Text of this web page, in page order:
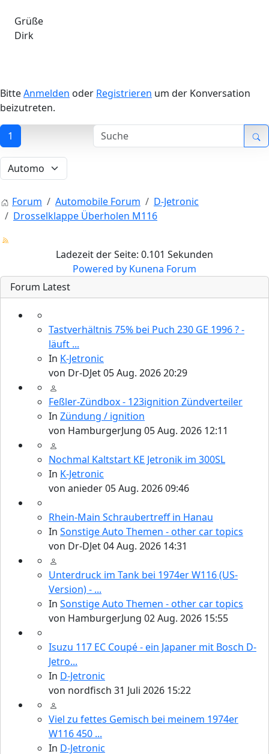
Grüße
Dirk
BitteAnmelden oder Registrieren um der Konversation
beizutreten.
1
Forum Automobile Forum
D-Jetronic
Drosselklappe Überholen M116
Ladezeit der Seite: 0.101 Sekunden
Powered by Kunena Forum
Forum Latest
Tastverhältnis 75% bei Puch 230 GE 1996 ? -
läuft ...
In K-Jetronic
von Dr-DJet05 Aug. 2026 20:29
Feßler-Zündbox - 123ignition Zündverteiler
In Zündung / ignition
von HamburgerJung 05 Aug. 2026 12:11
Nochmal Kaltstart KE Jetronik im 300SL
In K-Jetronic
von anieder05 Aug. 2026 09:46
Rhein-Main Schraubertreff in Hanau
In Sonstige Auto Themen - other car topics
von Dr-DJet04 Aug. 2026 14:31
Unterdruck im Tank bei 1974er W116 (US-
Version) - ...
In Sonstige Auto Themen - other car topics
von HamburgerJung 02 Aug. 2026 15:55
Isuzu 117 EC Coupé - ein Japaner mit Bosch D-
Jetro...
In D-Jetronic
von nordfisch 31 Juli 2026 15:22
Viel zu fettes Gemisch bei meinem 1974er
W116 450 ...
In D-Jetronic